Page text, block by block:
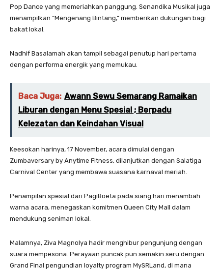
Pop Dance yang memeriahkan panggung. Senandika Musikal juga
menampilkan “Mengenang Bintang,” memberikan dukungan bagi
bakat lokal.
Nadhif Basalamah akan tampil sebagai penutup hari pertama
dengan performa energik yang memukau.
Baca Juga: Awann Sewu Semarang Ramaikan
Liburan dengan Menu Spesial ; Berpadu
Kelezatan dan Keindahan Visual
Keesokan harinya, 17 November, acara dimulai dengan
Zumbaversary by Anytime Fitness, dilanjutkan dengan Salatiga
Carnival Center yang membawa suasana karnaval meriah.
Penampilan spesial dari PagiBoeta pada siang hari menambah
warna acara, menegaskan komitmen Queen City Mall dalam
mendukung seniman lokal.
Malamnya, Ziva Magnolya hadir menghibur pengunjung dengan
suara mempesona. Perayaan puncak pun semakin seru dengan
Grand Final pengundian loyalty program MySRLand, di mana